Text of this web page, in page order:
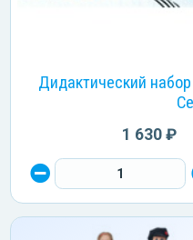
Дидактический
1 630 ₽